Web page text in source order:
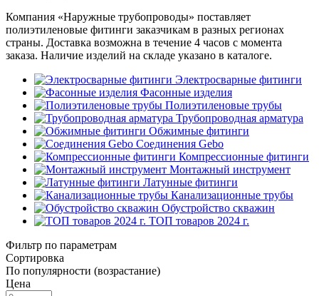
Компания «Наружные трубопроводы» поставляет
полиэтиленовые фитинги заказчикам в разных регионах
страны. Доставка возможна в течение 4 часов с момента
заказа. Наличие изделий на складе указано в каталоге.
Электросварные фитинги
Фасонные изделия
Полиэтиленовые трубы
Трубопроводная арматура
Обжимные фитинги
Соединения Gebo
Компрессионные фитинги
Монтажный инструмент
Латунные фитинги
Канализационные трубы
Обустройство скважин
ТОП товаров 2024 г.
Фильтр по параметрам
Сортировка
По популярности (возрастание)
Цена